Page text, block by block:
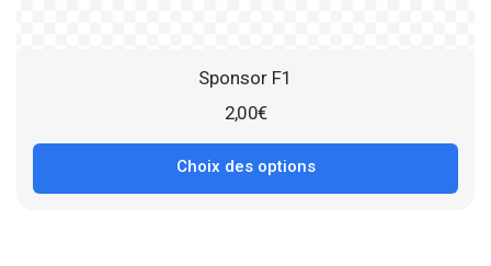
Sponsor F1
2,00€
Choix des options